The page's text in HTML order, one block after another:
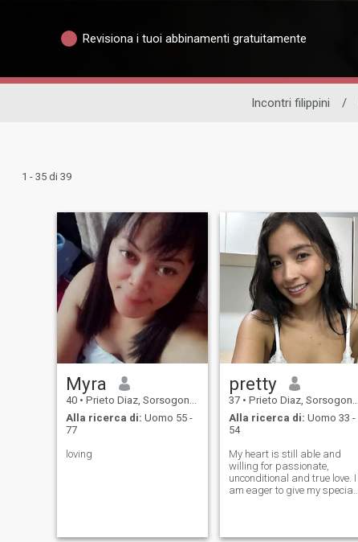
Revisiona i tuoi abbinamenti gratuitamente
Incontri filippini /
1 - 35 di 39
Myra
40 • Prieto Diaz, Sorsogon, Filippine
Alla ricerca di: Uomo 55 -
77
loving
pretty
37 • Prieto Diaz, Sorsogon, Filippine
Alla ricerca di: Uomo 33 -
54
My heart is still able and
willing for passionate,
unconditional and true love. I
am eager to give my special
our lucky fate. I am the one